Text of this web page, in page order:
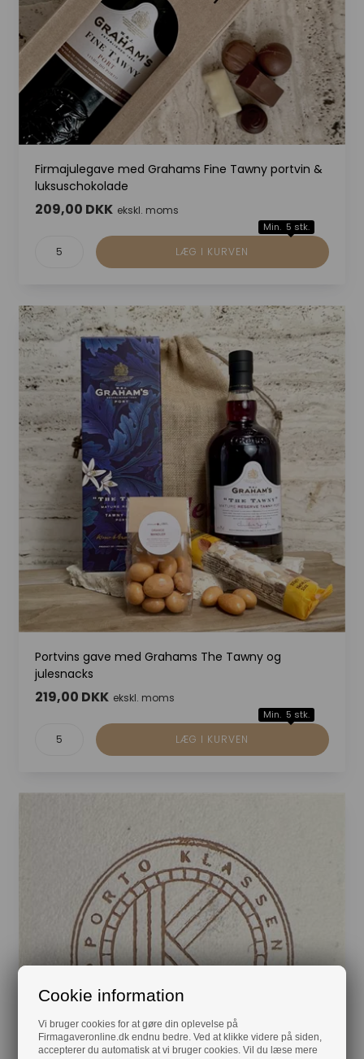
Cookie information
Vi bruger cookies for at gøre din oplevelse på
Firmagaveronline.dk endnu bedre. Ved at klikke videre på siden,
accepterer du automatisk at vi bruger cookies. Vil du læse mere
Firmajulegave med Grahams Fine Tawny portvin &
luksuschokolade
209,00 DKK ekskl. moms
Min. 5 stk.
Portvins gave med Grahams The Tawny og
julesnacks
219,00 DKK ekskl. moms
Min. 5 stk.